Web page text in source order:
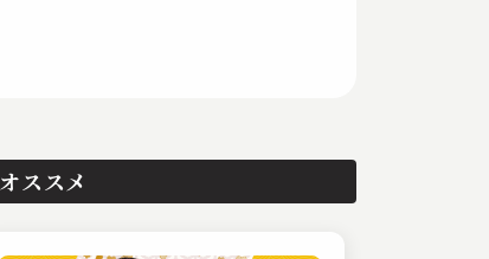
オススメ